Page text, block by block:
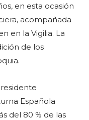
en esta ocasión
acompañada
en la Vigilia. La
de los
Española
del 80 % de las